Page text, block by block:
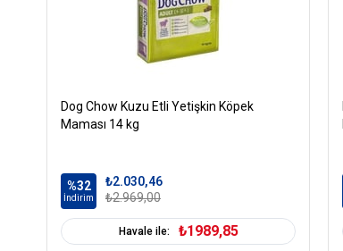
Dog Chow Kuzu Etli Yetişkin Köpek
Maması 14 kg
%32
İndirim
₺2.030,46
₺2.969,00
Havale ile: ₺1989,85